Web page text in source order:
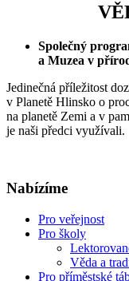
Společný
a Muzea v
Jedinečná příležitost
v Planetě Hlinsko o
na planetě Zemi a v
je naši předci využívali.
Nabízíme
Pro veřejnost
Pro školy
Věda a
Pro příměstské